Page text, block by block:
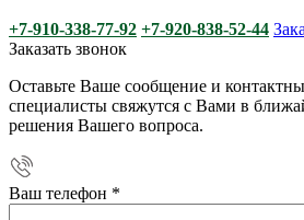
+7-910-338-77-92 +7-920-838-52-44
Заказать звонок
Оставьте Ваше сообщение и
специалисты свяжутся с Вами в
решения Вашего вопроса.
Ваш телефон *